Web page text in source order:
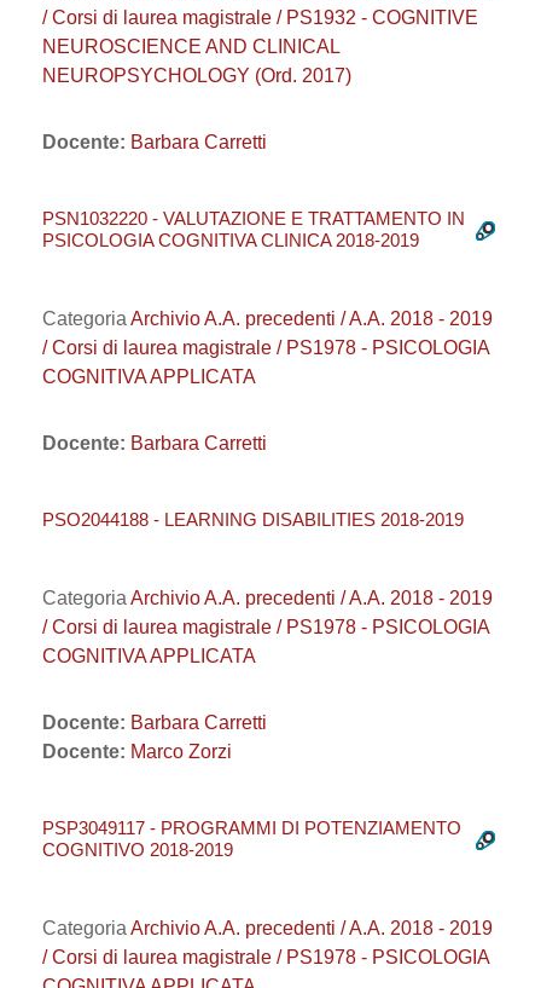
/ Corsi di laurea magistrale / PS1932 - COGNITIVE
NEUROSCIENCE AND CLINICAL
NEUROPSYCHOLOGY (Ord. 2017)
Docente: Barbara Carretti
PSN1032220 - VALUTAZIONE E TRATTAMENTO IN
PSICOLOGIA COGNITIVA CLINICA 2018-2019
Categoria Archivio A.A. precedenti / A.A. 2018 - 2019
/ Corsi di laurea magistrale / PS1978 - PSICOLOGIA
COGNITIVA APPLICATA
Docente: Barbara Carretti
PSO2044188 - LEARNING DISABILITIES 2018-2019
Categoria Archivio A.A. precedenti / A.A. 2018 - 2019
/ Corsi di laurea magistrale / PS1978 - PSICOLOGIA
COGNITIVA APPLICATA
Docente: Barbara Carretti
Docente: Marco Zorzi
PSP3049117 - PROGRAMMI DI POTENZIAMENTO
COGNITIVO 2018-2019
Categoria Archivio A.A. precedenti / A.A. 2018 - 2019
/ Corsi di laurea magistrale / PS1978 - PSICOLOGIA